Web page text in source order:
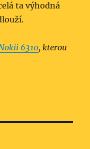
ta výhodná
6310, kterou